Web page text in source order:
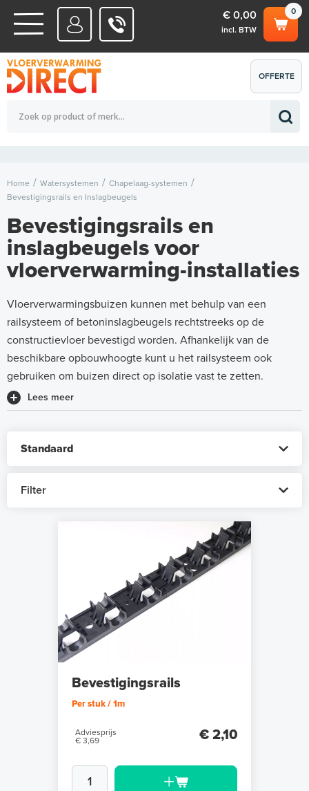
WATERSYSTEMEN
ELEKTRISCHE SYSTEMEN
0
€ 0,00
incl. BTW
Totaalbedrag (incl. BTW) € 0,00
OFFERTE
AANVRAGEN
Home Watersystemen
Chapelaag-systemen
Bevestigingsrails en Inslagbeugels
Bevestigingsrails en
inslagbeugels voor
vloerverwarming-installaties
Vloerverwarmingsbuizen kunnen met behulp van een
railsysteem of betoninslagbeugels rechtstreeks op de
constructievloer bevestigd worden. Afhankelijk van de
beschikbare opbouwhoogte kunt u het railsysteem ook
gebruiken om buizen direct op isolatie vast te zetten.
Lees meer
Filter
Bevestigingsrails
Per stuk / 1m
Adviesprijs
€ 3,69
€ 2,10